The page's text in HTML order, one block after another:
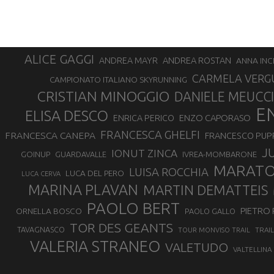
ALICE GAGGI ANDREA MAYR ANDREA ROSTAN ANNA
CAMPIONATO ITALIANO SKYRUNNING CARMELA
CRISTIAN MINOGGIO DANIELE MEUCCI
ELISA DESCO ENRICA PERICO ENZO CAPORASO
FRANCESCA CANEPA FRANCESCA GHELFI FRANCESCO
GOINUP GUARDAVALLE IONUT ZINCA IVREA-MOMBARONE
LUCA CERVA LUCA DEL PERO LUISA ROCCHIA
MARINA PLAVAN MARTIN DEMATTEIS
ORNELLA BOSCO PAOLO BERT PAOLO GALLO PIETRO
TAVAGNASCO TOR DES GEANTS TOUR MONVISO TRAIL
VALERIA STRANEO VALETUDO VALTELLINA